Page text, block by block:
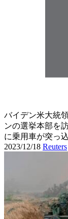
バイデン米大統
ンの選挙本部を
に乗用車が突っ
2023/12/18 Reuters